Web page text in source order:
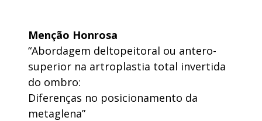
Menção Honrosa
“Abordagem deltopeitoral ou antero-
superior na artroplastia total invertida
do ombro:
Diferenças no posicionamento da
metaglena”